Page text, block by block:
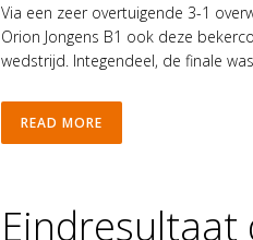
Via een zeer overtuigende 3-1
Orion Jongens B1 ook deze
wedstrijd. Integendeel, de finale
READ MORE
Eindresultaat